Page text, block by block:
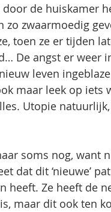
de huiskamer
zo zwaarmoedig
toen ze er tijden
De angst er weer
leven
maar leek op iets
Utopie
soms nog, want
dat dit ‘nieuwe’
heeft. Ze heeft de
maar dit ook ten